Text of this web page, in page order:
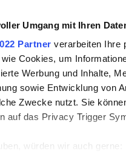
Umgang mit Ihren
Partner verarbeiten Ihre
Cookies, um
Werbung und Inhalte,
sowie Entwicklung von
Zwecke nutzt. Sie
auf das Privacy Trigger
würden wir auch gerne: